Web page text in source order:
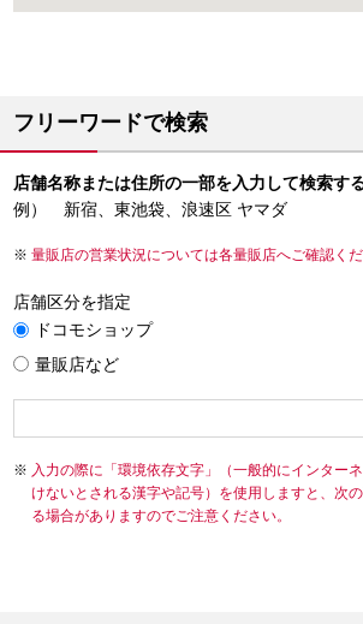
フリーワードで検索
店舗名称または住所の一部を入力して検索す
例） 新宿、東池袋、浪速区 ヤマダ
量販店の営業状況については各量販店へご確認くだ
店舗区分を指定
ドコモショップ
量販店など
入力の際に「環境依存文字」（一般的にインター
けないとされる漢字や記号）を使用しますと、次
る場合がありますのでご注意ください。